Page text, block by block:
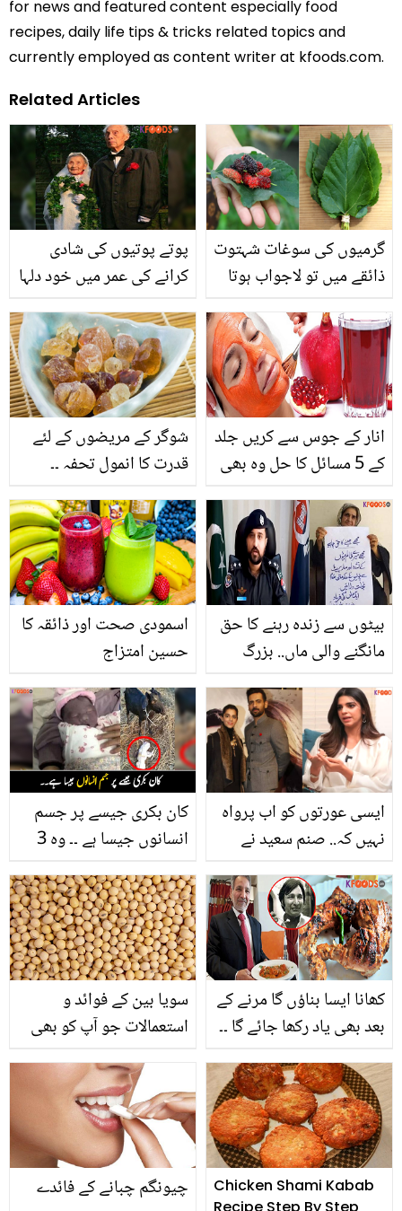
for news and featured content especially food
recipes, daily life tips & tricks related topics and
currently employed as content writer at kfoods.com.
Related Articles
پوتے پوتیوں کی شادی
کرانے کی عمر میں خود دلہا
شادی کرنے والے انوکھے
جوڑے کی کہانی
گرمیوں کی سوغات شہتوت
ذائقے میں تو لاجواب ہوتا
کے حیران کن فائدے جان
کر آپ پتوں کو کبھی نہیں
پھینکیں گے
شوگر کے مریضوں کے لئے
قدرت کا انمول تحفہ ۔۔
یقین فوائد
انار کے جوس سے کریں جلد
کے 5 مسائل کا حل وہ بھی
فیشل ماسک گھر میں بنانے
کی ٹپس
اسمودی صحت اور ذائقہ کا
حسین امتزاج
بیٹوں سے زندہ رہنے کا حق
مانگنے والی ماں.. بزرگ
پولیس نے کیا کیا؟
کان بکری جیسے پر جسم
انسانوں جیسا ہے ۔۔ وہ 3
بچوں کو دیکھ کر مائیں
گھبرا گئی تھیں
ایسی عورتوں کو اب پرواہ
نہیں کہ.. صنم سعید نے
کیا وجہ بتادی؟
سویا بین کے فوائد و
استعمالات جو آپ کو بھی
کھانا ایسا بناؤں گا مرنے کے
بعد بھی یاد رکھا جائے گا ۔۔
مصالحہ متعارف کروانے
والے شیف علی احمد انتقال
کر گئے
چیونگم چبانے کے فائدے
Chicken Shami Kabab
Recipe Step By Step